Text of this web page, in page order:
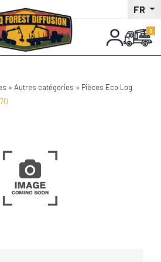
FR
Autres catégories
Pièces Eco Log